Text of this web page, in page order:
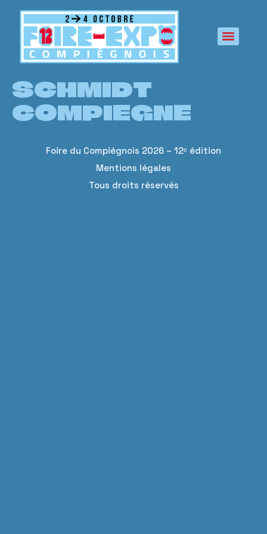
principal
SCHMIDT
COMPIEGNE
Foire du Compiégnois 2026 – 12ᵉ édition
Mentions légales
Tous droits réservés